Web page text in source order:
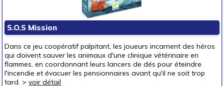
S.O.S Mission
Dans ce jeu coopératif palpitant, les joueurs incarnent des héros
qui doivent sauver les animaux d'une clinique vétérinaire en
flammes, en coordonnant leurs lancers de dés pour éteindre
l'incendie et évacuer les pensionnaires avant qu'il ne soit trop
tard. > voir détail